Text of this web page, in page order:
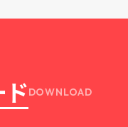
DOWNLOAD